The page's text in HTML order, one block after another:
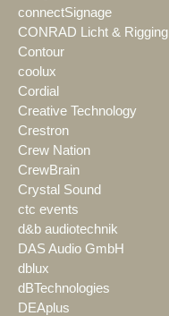
connectSignage
CONRAD Licht & Rigging
Contour
coolux
Cordial
Creative Technology
Crestron
Crew Nation
CrewBrain
Crystal Sound
ctc events
d&b audiotechnik
DAS Audio GmbH
dblux
dBTechnologies
DEAplus